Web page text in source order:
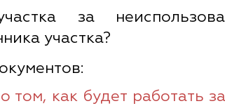
за
участка?
том, как будет работать